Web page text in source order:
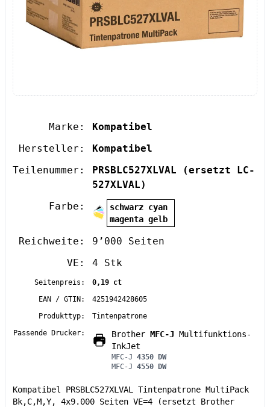
Marke:
Kompatibel
Hersteller:
Kompatibel
Teilenummer:
PRSBLC527XLVAL
(ersetzt LC-
527XLVAL)
Farbe:
schwarz cyan
magenta gelb
Reichweite:
9’000 Seiten
VE:
4 Stk
Seitenpreis:
0,19 ct
EAN / GTIN:
4251942428605
Produkttyp:
Tintenpatrone
Passende Drucker:
Brother MFC-J Multifunktions-
InkJet
MFC-J 4350 DW
MFC-J 4550 DW
Kompatibel PRSBLC527XLVAL Tintenpatrone MultiPack
Bk,C,M,Y, 4x9.000 Seiten VE=4 (ersetzt Brother